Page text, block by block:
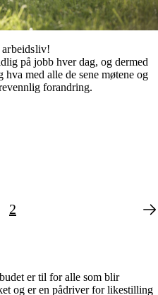
på jobb hver dag, og dermed
med alle de sene møtene og
forandring.
2
er til for alle som blir
og er en pådriver for likestilling